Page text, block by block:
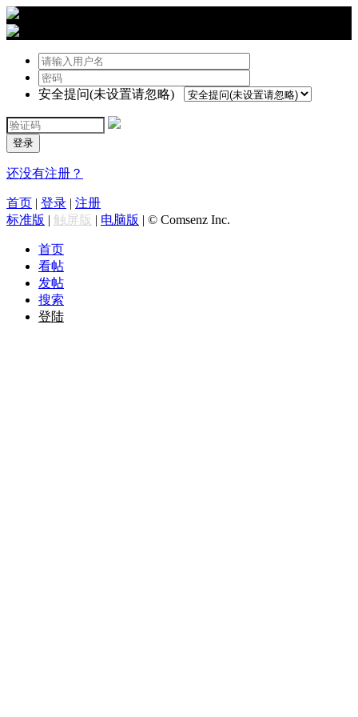
安全提问(未设置请忽略)
登录
还没有注册？
首页 | 登录 | 注册
标准版 | 触屏版 | 电脑版 | © Comsenz Inc.
首页
看帖
发帖
搜索
登陆